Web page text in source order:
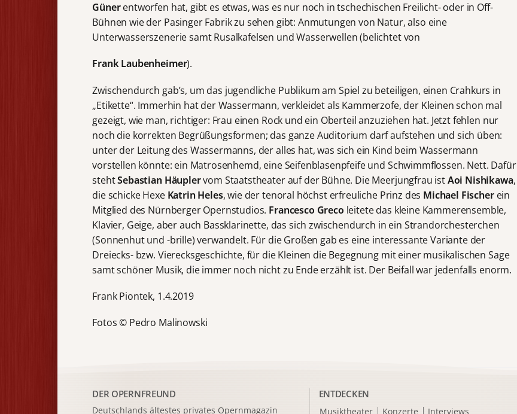
Günerentworfen hat, gibt es etwas, was es nur noch in tschechischen Freilicht- oder in Off-
Bühnen wie der Pasinger Fabrik zu sehen gibt: Anmutungen von Natur, also eine
Unterwasserszenerie samt Rusalkafelsen und Wasserwellen (belichtet von
Frank Laubenheimer).
Zwischendurch gab’s, um das jugendliche Publikum am Spiel zu beteiligen, einen Crahkurs in
„Etikette“. Immerhin hat der Wassermann, verkleidet als Kammerzofe, der Kleinen schon mal
gezeigt, wie man, richtiger: Frau einen Rock und ein Oberteil anzuziehen hat. Jetzt fehlen nur
noch die korrekten Begrüßungsformen; das ganze Auditorium darf aufstehen und sich üben:
unter der Leitung des Wassermanns, der alles hat, was sich ein Kind beim Wassermann
vorstellen könnte: ein Matrosenhemd, eine Seifenblasenpfeife und Schwimmflossen. Nett. Dafür
stehtSebastian Häuplervom Staatstheater auf der Bühne. Die Meerjungfrau istAoi Nishikawa,
die schicke Hexe Katrin Heles, wie der tenoral höchst erfreuliche Prinz des Michael Fischer ein
Mitglied des Nürnberger Opernstudios. Francesco Greco leitete das kleine Kammerensemble,
Klavier, Geige, aber auch Bassklarinette, das sich zwischendurch in ein Strandorchesterchen
(Sonnenhut und -brille) verwandelt. Für die Großen gab es eine interessante Variante der
Dreiecks- bzw. Vierecksgeschichte, für die Kleinen die Begegnung mit einer musikalischen Sage
samt schöner Musik, die immer noch nicht zu Ende erzählt ist. Der Beifall war jedenfalls enorm.
Frank Piontek, 1.4.2019
Fotos © Pedro Malinowski
DER OPERNFREUND
Deutschlands ältestes privates Opernmagazin
ENTDECKEN
Musiktheater Konzerte Interviews